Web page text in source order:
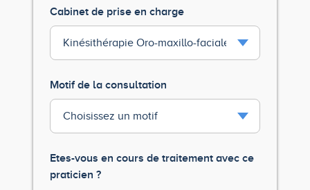
Cabinet de prise en charge
Motif de la consultation
Etes-vous en cours de traitement avec ce
praticien ?